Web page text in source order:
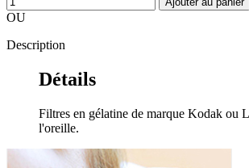
OU
Description
Détails
Filtres en gélatine de marque Kodak ou
l'oreille.